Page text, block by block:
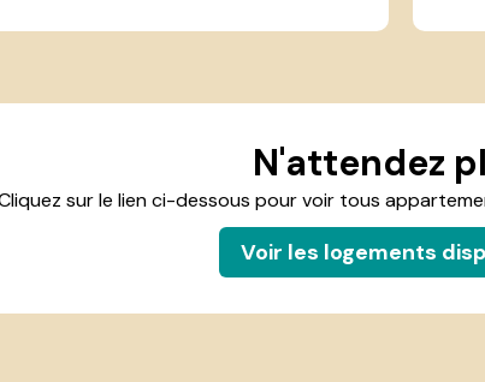
N'attendez
sur le lien ci-dessous pour voir tous
Voir les logements